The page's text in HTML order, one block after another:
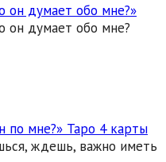
он думает обо мне?»
он думает обо мне?
по мне?» Таро 4 карты
ждешь, важно иметь